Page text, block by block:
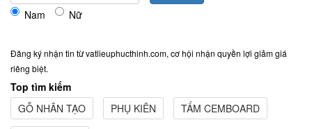
Nam Nữ
Đăng ký nhận tin từ vatlieuphucthinh.com, cơ hội nhận quyền lợi giảm giá
riêng biệt.
Top tìm kiếm
GỖ NHÂN TẠO
PHỤ KIÊN TẤM CEMBOARD